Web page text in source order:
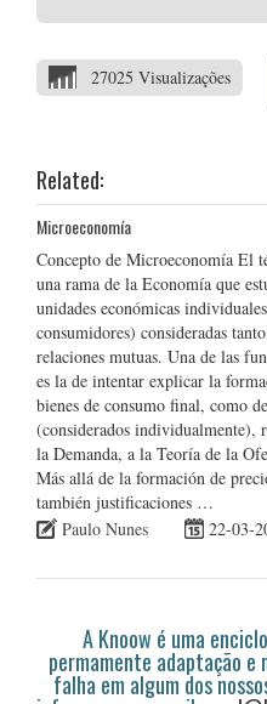
27025 Visualizações
Related:
Microeconomía
Concepto de Microeconomía El
una rama de la Economía que
unidades económicas
consumidores) consideradas
relaciones mutuas. Una de las
es la de intentar explicar la
bienes de consumo final, como
(considerados individualmente),
la Demanda, a la Teoría de la
Más allá de la formación de
también justificaciones …
Paulo Nunes
22-03-
A Knoow é uma
permamente adaptação
falha em algum dos